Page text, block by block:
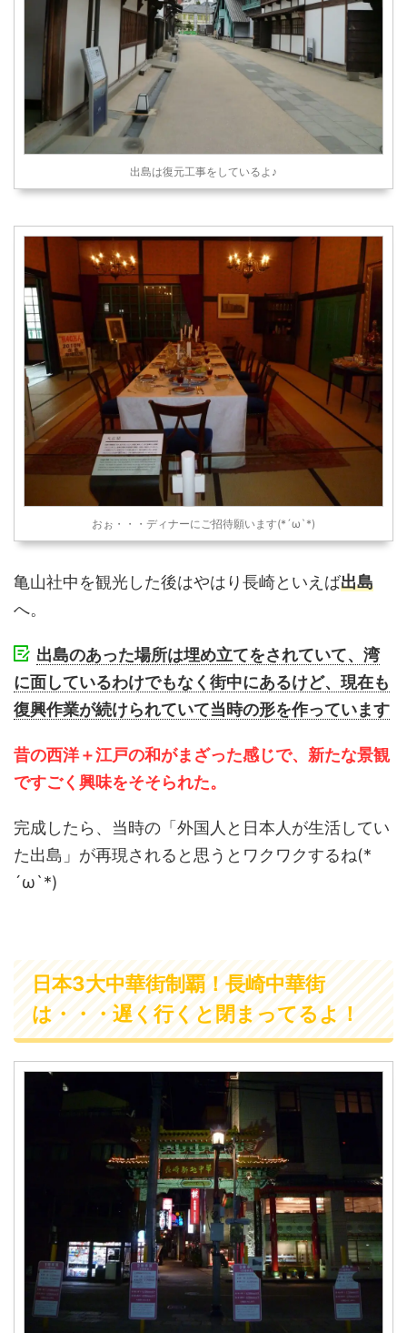
出島は復元工事をしているよ♪
おぉ・・・ディナーにご招待願います(*´ω`*)
亀山社中を観光した後はやはり長崎といえば出島
へ。
出島のあった場所は埋め立てをされていて、湾
に面しているわけでもなく街中にあるけど、現在も
復興作業が続けられていて当時の形を作っています
昔の西洋＋江戸の和がまざった感じで、新たな景観
ですごく興味をそそられた。
完成したら、当時の「外国人と日本人が生活してい
た出島」が再現されると思うとワクワクするね(*
´ω`*)
日本3大中華街制覇！長崎中華街
は・・・遅く行くと閉まってるよ！